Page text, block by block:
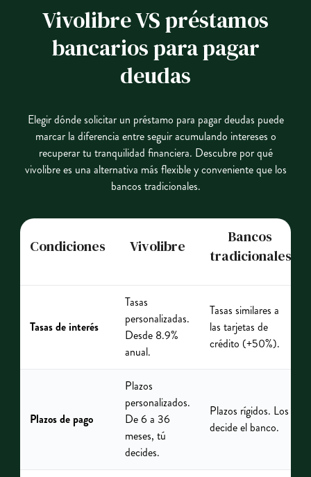
Vivolibre VS préstamos
bancarios para pagar
deudas
Elegir dónde solicitar un préstamo para pagar deudas puede
marcar la diferencia entre seguir acumulando intereses o
recuperar tu tranquilidad financiera. Descubre por qué
vivolibre es una alternativa más flexible y conveniente que los
bancos tradicionales.
Condiciones Vivolibre
Bancos
tradicionales
Tasas de interés
Tasas
personalizadas.
Desde 8.9%
anual.
Tasas similares a
las tarjetas de
crédito (+50%).
Plazos de pago
Plazos
personalizados.
De 6 a 36
meses, tú
decides.
Plazos rígidos. Los
decide el banco.